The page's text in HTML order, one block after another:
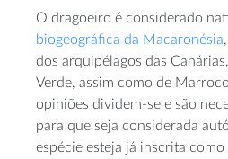
O dragoeiro é considerado
biogeográfica da Macaronésia
dos arquipélagos das
Verde, assim como de
opiniões dividem-se e são
para que seja considerada
espécie esteja já inscrita